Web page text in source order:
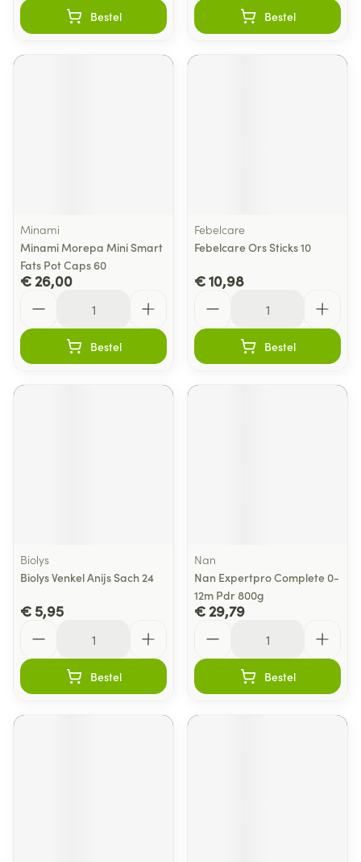
Bestel Bestel
Minami
Minami Morepa Mini Smart
Fats Pot Caps 60
€ 26,00
Bestel
Febelcare
Febelcare Ors Sticks 10
€ 10,98
Bestel
Biolys
Biolys Venkel Anijs Sach 24
€ 5,95
Bestel
Nan
Nan Expertpro Complete 0-
12m Pdr 800g
€ 29,79
Bestel